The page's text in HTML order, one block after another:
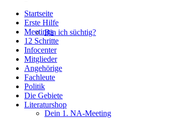
Bin ich süchtig?
Dein 1. NA-Meeting
Startseite
Erste Hilfe
Meetings
12 Schritte
Infocenter
Mitglieder
Angehörige
Fachleute
Politik
Die Gebiete
Literaturshop